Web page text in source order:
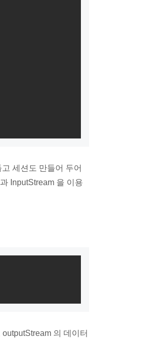
세션도 만들어 두어
InputStream 을 이용
의 데이터